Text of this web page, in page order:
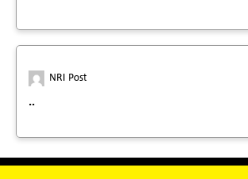
NRI Post
..